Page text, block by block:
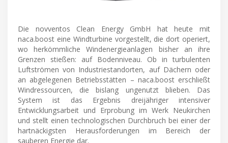
Die novventos Clean Energy GmbH hat heute mit
naca.boost eine Windturbine vorgestellt, die dort operiert,
wo herkömmliche Windenergieanlagen bisher an ihre
Grenzen stießen: auf Bodenniveau. Ob in turbulenten
Luftströmen von Industriestandorten, auf Dächern oder
an abgelegenen Betriebsstätten – naca.boost erschließt
Windressourcen, die bislang ungenutzt blieben. Das
System ist das Ergebnis dreijähriger intensiver
Entwicklungsarbeit und Erprobung im Werk Neukirchen
und stellt einen technologischen Durchbruch bei einer der
hartnäckigsten Herausforderungen im Bereich der
sauberen Energie dar.